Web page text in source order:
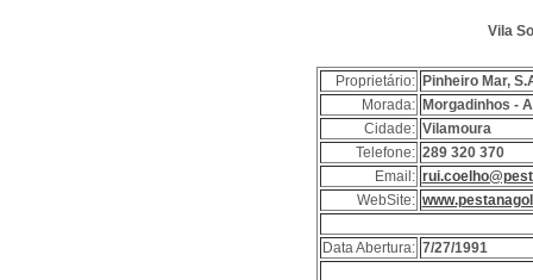
Vila
Proprietário:
Pinheiro Mar,
Morada:
Morgadinhos -
Cidade: Vilamoura
Telefone: 289 320 370
Email:
WebSite:
Data Abertura: 7/27/1991